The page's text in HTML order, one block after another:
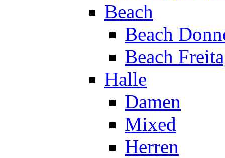
Beach
Beach
Beach
Halle
Damen
Mixed
Herren